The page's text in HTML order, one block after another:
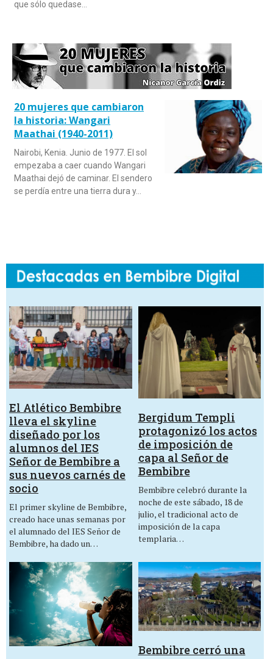
que sólo quedase…
20 mujeres que cambiaron
la historia: Wangari
Maathai (1940-2011)
Nairobi, Kenia. Junio de 1977. El sol
empezaba a caer cuando Wangari
Maathai dejó de caminar. El sendero
se perdía entre una tierra dura y…
El Atlético Bembibre
lleva el skyline
diseñado por los
alumnos del IES
Señor de Bembibre a
sus nuevos carnés de
socio
El primer skyline de Bembibre,
creado hace unas semanas por
el alumnado del IES Señor de
Bembibre, ha dado un…
Bergidum Templi
protagonizó los actos
de imposición de
capa al Señor de
Bembibre
Bembibre celebró durante la
noche de este sábado, 18 de
julio, el tradicional acto de
imposición de la capa
templaria…
Bembibre cerró una